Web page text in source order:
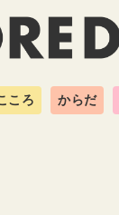
ころ からだ